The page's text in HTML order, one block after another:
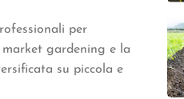
per
gardening e la
su piccola e